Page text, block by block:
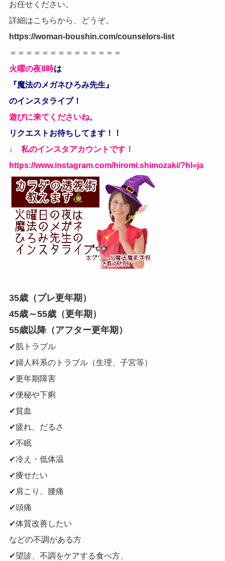
お任せください。
詳細はこちらから、どうぞ。
https://woman-boushin.com/counselors-list
＝＝＝＝＝＝＝＝＝＝＝＝＝＝
火曜の夜8時は
『魔法のメガネひろみ先生』
のインスタライブ！
遊びに来てくださいね。
リクエストお待ちしてます！！
↓ 私のインスタアカウントです！
https://www.instagram.com/hiromi.shimozaki/?hl=ja
35歳（プレ更年期）
45歳～55歳（更年期）
55歳以降（アフター更年期）
✔肌トラブル
✔婦人科系のトラブル（生理、子宮等）
✔更年期障害
✔便秘や下痢
✔貧血
✔疲れ、だるさ
✔不眠
✔冷え・低体温
✔痩せたい
✔肩こり、腰痛
✔頭痛
✔体質改善したい
などの不調がある方
✔望診、不調をケアする食べ方、